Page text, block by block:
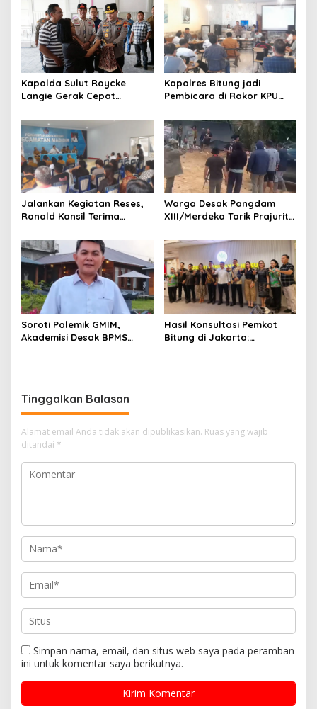
Kapolda Sulut Roycke
Langie Gerak Cepat
Terbakar, Salurkan
Bantuan untuk Percepatan
Pemulihan
Kapolres Bitung jadi
Pembicara di Rakor KPU
Partai Politik
Jalankan Kegiatan Reses,
Ronald Kansil Terima
Warga Desak Pangdam
XIII/Merdeka Tarik Prajurit
“Rakyat Tidak Butuh
Tentara di Lokasi
Tambang”
Soroti Polemik GMIM,
Akademisi Desak BPMS
Hasil Konsultasi Pemkot
Bitung di Jakarta:
Tinggalkan Balasan
Alamat email Anda tidak akan dipublikasikan. Ruas yang wajib
ditandai *
Simpan nama, email, dan situs web saya pada peramban
ini untuk komentar saya berikutnya.